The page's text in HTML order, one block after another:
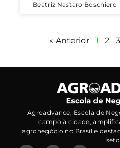
Beatriz Nastaro Boschiero
« Anterior 1 2 3
Agroadvance, Escola de
campo à cidade,
agronegócio no Brasil e